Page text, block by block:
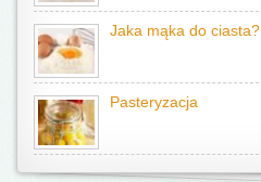
Jaka mąka do ciasta?
Pasteryzacja